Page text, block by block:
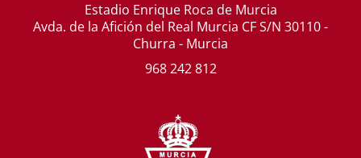
Estadio Enrique Roca de Murcia
Avda. de la Afición del Real Murcia CF S/N 30110 -
Churra - Murcia
968 242 812